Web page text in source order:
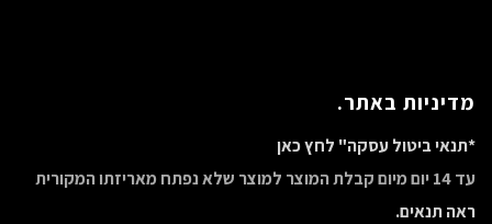
מדיניות באתר.
*תנאי ביטול עסקה" לחץ כאן
עד 14 יום מיום קבלת המוצר למוצר שלא נפתח מאריזתו המקורית
ראה תנאים.